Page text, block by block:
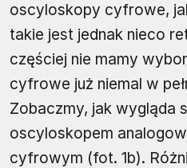
oscyloskopy cyfrowe,
takie jest jednak nieco
częściej nie mamy
cyfrowe już niemal w
Zobaczmy, jak wygląda
oscyloskopem
cyfrowym (fot. 1b).